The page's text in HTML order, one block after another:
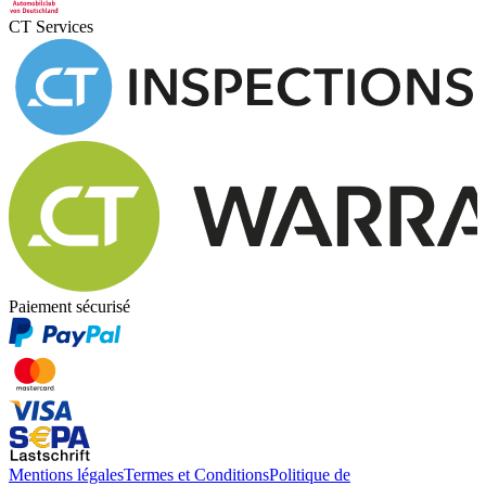
CT Services
Paiement sécurisé
Mentions légalesTermes et ConditionsPolitique de